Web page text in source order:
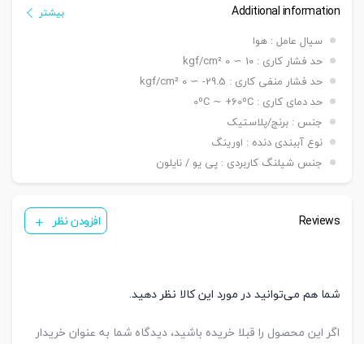
Additional information
سیال عامل : هوا
حد فشار کاری : 10 ∼ 0 kgf/cm²
حد فشار منفی کاری : 29.5- ∼ 0 kgf/cm²
حد دمای کاری : 0ºC ∼ +60ºC
جنس : برنج/پلاستیک
نوع آببندی دنده : اورینگ
جنس شیلنگ کاربردی : پی یو / نایلون
بیشتر
Reviews افزودن نظر
شما هم می‌توانید در مورد این کالا نظر دهید.
اگر این محصول را قبلا خریده باشید، دیدگاه شما به عنوان خریدار